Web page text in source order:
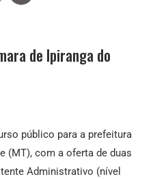
de Ipiranga do
público para a prefeitura
(MT), com a oferta de duas
Administrativo (nível